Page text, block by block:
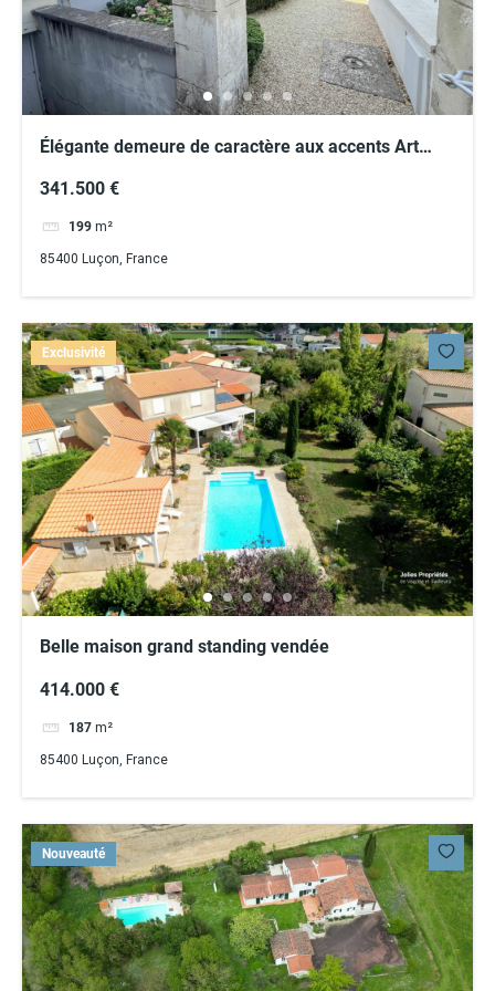
Élégante demeure de caractère aux accents Art
341.500 €
199 m²
85400 Luçon, France
Exclusivité
Belle maison grand standing vendée
414.000 €
187 m²
85400 Luçon, France
Nouveauté